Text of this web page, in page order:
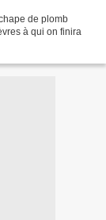
de plomb
à qui on finira